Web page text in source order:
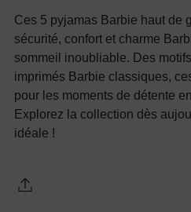
Ces 5 pyjamas Barbie haut de
sécurité, confort et charme
sommeil inoubliable. Des
imprimés Barbie classiques,
pour les moments de détente
Explorez la collection dès
idéale !